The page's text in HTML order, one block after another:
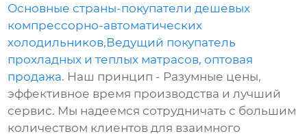
Основные страны-покупатели дешевых
компрессорно-автоматических
холодильников,Ведущий покупатель
прохладных и теплых матрасов, оптовая
продажа. Наш принцип - Разумные цены,
эффективное время производства и лучший
сервис. Мы надеемся сотрудничать с большим
количеством клиентов для взаимного